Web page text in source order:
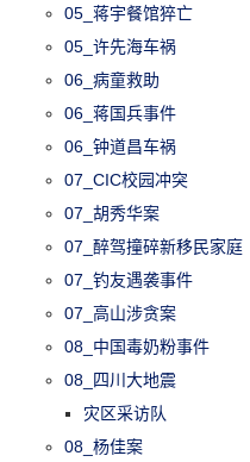
05_蒋宇餐馆猝亡
05_许先海车祸
06_病童救助
06_蒋国兵事件
06_钟道昌车祸
07_CIC校园冲突
07_胡秀华案
07_醉驾撞碎新移民家庭
07_钓友遇袭事件
07_高山涉贪案
08_中国毒奶粉事件
08_四川大地震
灾区采访队
08_杨佳案